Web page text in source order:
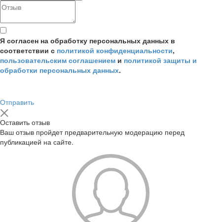
Я согласен на обработку персональных данных в
соответствии с политикой конфиденциальности,
пользовательским соглашением и политикой защиты и
обработки персональных данных.
Отправить
Оставить отзыв
Ваш отзыв пройдет предварительную модерацию перед
публикацией на сайте.